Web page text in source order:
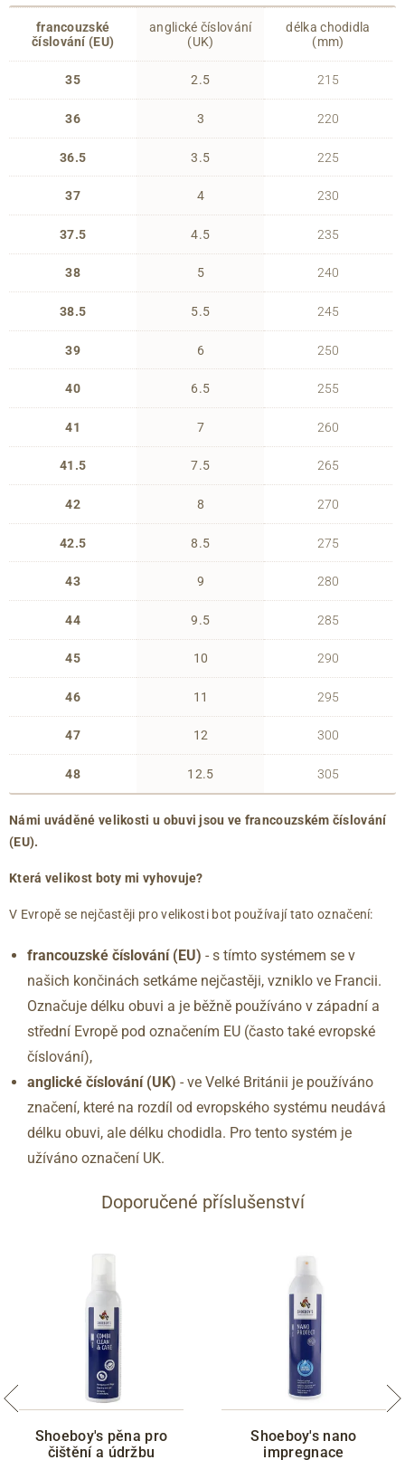
francouzské
číslování (EU)
35
36
36.5
37
37.5
38
38.5
39
40
41
41.5
42
42.5
43
44
45
46
47
48
anglické číslování
(UK)
2.5
3
3.5
4
4.5
5
5.5
6
6.5
7
7.5
8
8.5
9
9.5
10
11
12
12.5
délka chodidla
(mm)
215
220
225
230
235
240
245
250
255
260
265
270
275
280
285
290
295
300
305
Námi uváděné velikosti u obuvi jsou ve francouzském číslování
(EU).
Která velikost boty mi vyhovuje?
V Evropě se nejčastěji pro velikosti bot používají tato označení:
francouzské číslování (EU) - s tímto systémem se v
našich končinách setkáme nejčastěji, vzniklo ve Francii.
Označuje délku obuvi a je běžně používáno v západní a
střední Evropě pod označením EU (často také evropské
číslování),
anglické číslování (UK) - ve Velké Británii je používáno
značení, které na rozdíl od evropského systému neudává
délku obuvi, ale délku chodidla. Pro tento systém je
užíváno označení UK.
Doporučené příslušenství
Shoeboy's pěna pro
čištění a údržbu
Shoeboy's nano
impregnace